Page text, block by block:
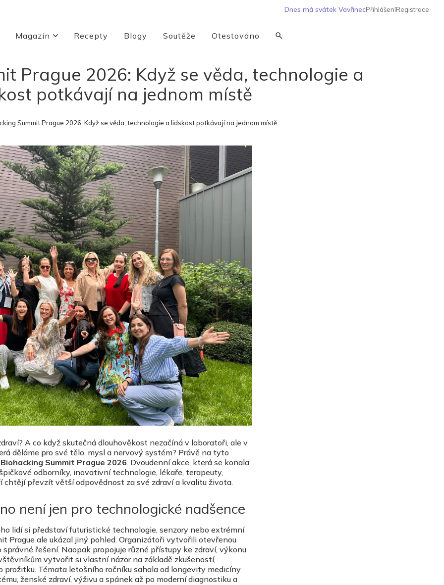
Dnes má svátek VavřinecPřihlášeníRegistrace
Magazín Recepty Blogy Soutěže Otestováno
Prague 2026: Když se věda, technologie a
potkávají na jednom místě
Summit Prague 2026: Když se věda, technologie a lidskost potkávají na jednom místě
A co když skutečná dlouhověkost nezačíná v laboratoři, ale v
děláme pro své tělo, mysl a nervový systém? Právě na tyto
Biohacking Summit Prague 2026. Dvoudenní akce, která se konala
odborníky, inovativní technologie, lékaře, terapeuty,
převzít větší odpovědnost za své zdraví a kvalitu života.
není jen pro technologické nadšence
lidí si představí futuristické technologie, senzory nebo extrémní
Prague ale ukázal jiný pohled. Organizátoři vytvořili otevřenou
řešení. Naopak propojuje různé přístupy ke zdraví, výkonu
vytvořit si vlastní názor na základě zkušeností,
prožitku. Témata letošního ročníku sahala od longevity medicíny
ženské zdraví, výživu a spánek až po moderní diagnostiku a